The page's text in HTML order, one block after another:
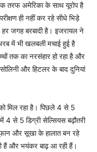
तरफ अमेरिका के साथ यूरोप है
ही नहीं कर रहे सीधे भिड़े
हर जगह बरबादी है। इजरायल ने
में भी खलबली मचाई हुई है
तक का नरसंहार हो रहा है और
और हिटलर के बाद दुनियां
मिल रहा है। पिछले 4 से 5
4 से 5 डिग्री सेल्सियस बढ़ौतरी
और सूखा के हालात बन रहे
हैं और भयंकर बाढ़ आ रही हैं।